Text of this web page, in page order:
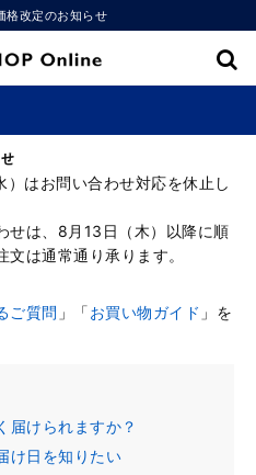
格改定のお知らせ
はお問い合わせ対応を休止し
せは、8月13日（木）以降に順
は通常通り承ります。
ご質問 」「お買い物ガイド 」を
届けられますか？
け日を知りたい